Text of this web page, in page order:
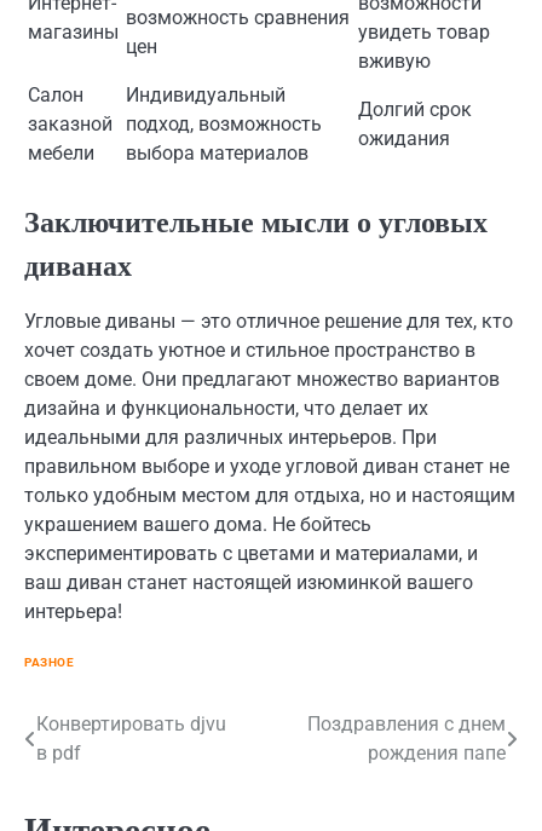
магазины
возможность сравнения
цен
увидеть товар
вживую
Салон
заказной
мебели
Индивидуальный
подход, возможность
выбора материалов
Долгий срок
ожидания
Заключительные мысли о угловых
диванах
Угловые диваны — это отличное решение для тех, кто
хочет создать уютное и стильное пространство в
своем доме. Они предлагают множество вариантов
дизайна и функциональности, что делает их
идеальными для различных интерьеров. При
правильном выборе и уходе угловой диван станет не
только удобным местом для отдыха, но и настоящим
украшением вашего дома. Не бойтесь
экспериментировать с цветами и материалами, и
ваш диван станет настоящей изюминкой вашего
интерьера!
РАЗНОЕ
Навигация
по
записям
Конвертировать djvu
в pdf
Поздравления с днем
рождения папе